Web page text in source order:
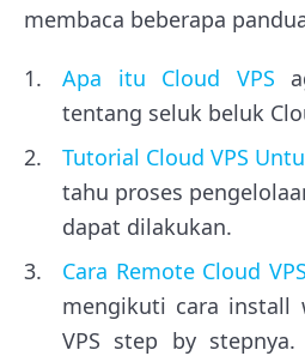
membaca beberapa
Apa itu Cloud VPS
tentang seluk beluk
Tutorial Cloud VPS
tahu proses
dapat dilakukan.
Cara Remote Cloud VPS
mengikuti cara install
VPS step by